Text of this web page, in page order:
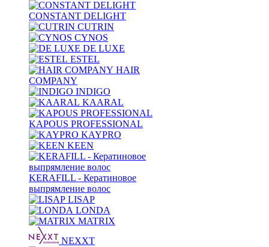
CONSTANT DELIGHT
CUTRIN
CYNOS
DE LUXE
ESTEL
HAIR
COMPANY
INDIGO
KAARAL
KAPOUS PROFESSIONAL
KAYPRO
KEEN
KERAFILL - Кератиновое
выпрямление волос
LISAP
LONDA
MATRIX
NEXXT